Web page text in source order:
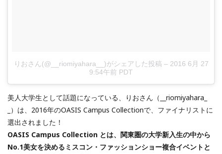
りおさん(@__riomiyahara__)がシェアした投稿 – 2016 6月 27
9:54午前 PDT
美人大学生として話題になっている、りおさん（__riomiyahara_
_）は、2016年のOASIS Campus Collectionで、ファイナリストに
選出されました！
OASIS Campus Collection とは、関東圏の大学新入生の中から
No.1美女を決めるミスコン・ファッションショー複合イベントと